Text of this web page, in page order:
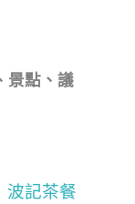
景點、議
波記茶餐